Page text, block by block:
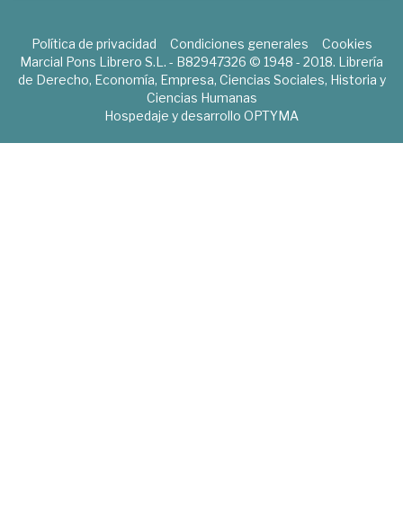
Política de privacidad Condiciones generales
Cookies
Marcial Pons Librero S.L. - B82947326 © 1948 - 2018. Librería
de Derecho, Economía, Empresa, Ciencias Sociales, Historia y
Ciencias Humanas
Hospedaje y desarrollo OPTYMA